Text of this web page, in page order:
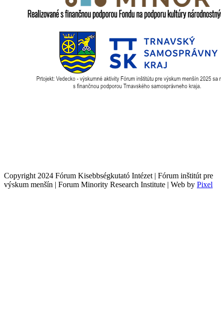
Copyright 2024 Fórum Kisebbségkutató Intézet | Fórum inštitút pre
výskum menšín | Forum Minority Research Institute | Web by Pixel